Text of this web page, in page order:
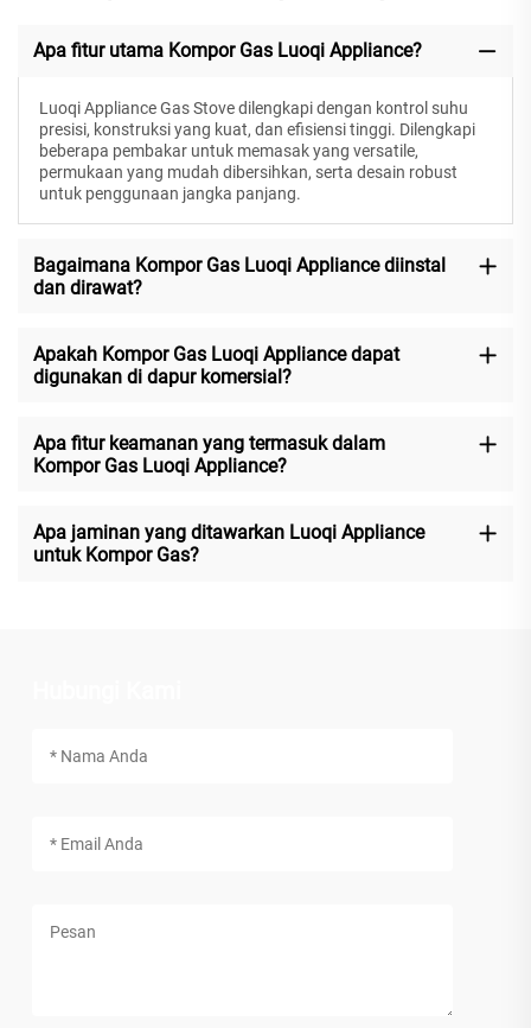
Apa fitur utama Kompor Gas Luoqi Appliance?
Luoqi Appliance Gas Stove dilengkapi dengan kontrol suhu
presisi, konstruksi yang kuat, dan efisiensi tinggi. Dilengkapi
beberapa pembakar untuk memasak yang versatile,
permukaan yang mudah dibersihkan, serta desain robust
untuk penggunaan jangka panjang.
Bagaimana Kompor Gas Luoqi Appliance diinstal
dan dirawat?
Apakah Kompor Gas Luoqi Appliance dapat
digunakan di dapur komersial?
Apa fitur keamanan yang termasuk dalam
Kompor Gas Luoqi Appliance?
Apa jaminan yang ditawarkan Luoqi Appliance
untuk Kompor Gas?